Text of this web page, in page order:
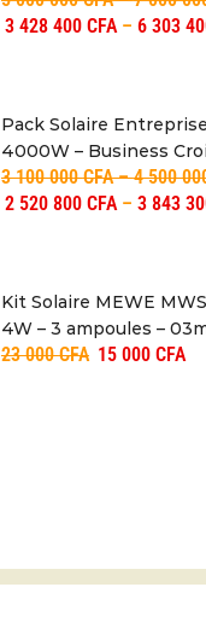
3 428 400 CFA– 6 303
Pack Solaire
4000W – Business
ans
3 100 000CFA–4 500
2 520 800 CFA– 3 843
Kit Solaire MEWE
4W – 3 ampoules –
23 000CFA 15 000 CFA